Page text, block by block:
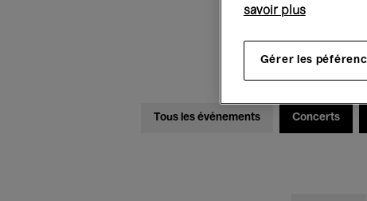
Tous les événements Concerts
savoir plus
Gérer les